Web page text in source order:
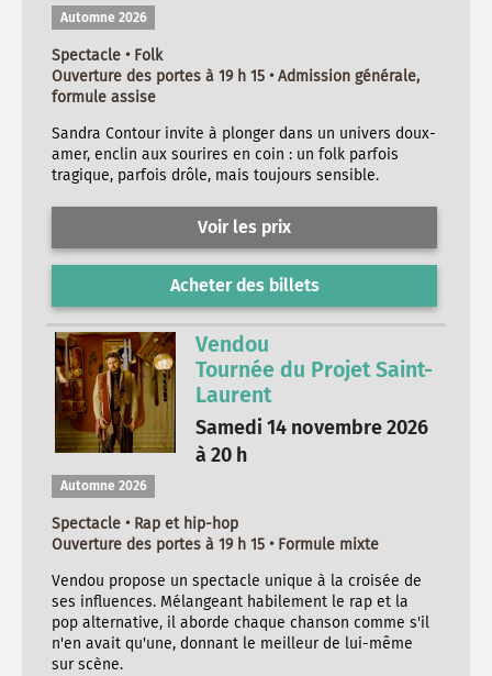
Automne 2026
Spectacle • Folk
Ouverture des portes à 19 h 15 • Admission générale,
formule assise
Sandra Contour invite à plonger dans un univers doux-
amer, enclin aux sourires en coin : un folk parfois
tragique, parfois drôle, mais toujours sensible.
Voir les prix
Acheter des billets
Vendou
Tournée du Projet Saint-
Laurent
Samedi 14 novembre 2026
à 20 h
Automne 2026
Spectacle • Rap et hip-hop
Ouverture des portes à 19 h 15 • Formule mixte
Vendou propose un spectacle unique à la croisée de
ses influences. Mélangeant habilement le rap et la
pop alternative, il aborde chaque chanson comme s'il
n'en avait qu'une, donnant le meilleur de lui-même
sur scène.